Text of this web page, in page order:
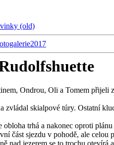
(old)
2017
Ondrou, Oli a Tomem přijeli
zvládal skialpové túry. Ostatní
trhá a nakonec oproti
část sjezdu v pohodě, ale celou